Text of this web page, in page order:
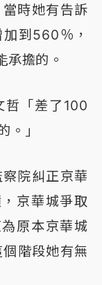
時她有告訴
到560％，
承擔的。
哲「差了100
。」
院糾正京華
京華城爭取
原本京華城
階段她有無